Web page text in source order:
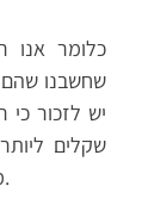
יש לזכור
שקלים
מיליון שקלים לעשרים שנים ותראו שהפער גדל.